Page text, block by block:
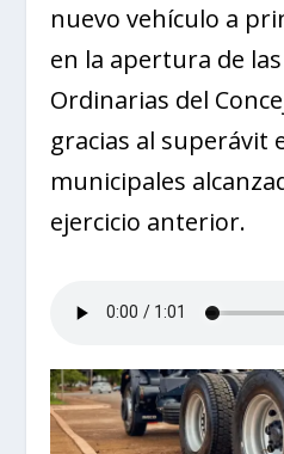
nuevo vehículo a
en la apertura de
Ordinarias del
gracias al superávit
municipales
ejercicio anterior.